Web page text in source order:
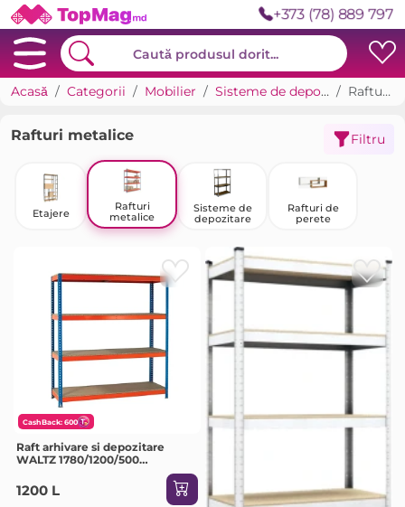
+373 (78) 889 797
Acasă Categorii Mobilier Sisteme de depozitare, rafturi, etajere Rafturi metalice
Rafturi metalice Filtru
Etajere
Rafturi
metalice
Sisteme de
depozitare
Rafturi de
perete
CashBack: 600
Raft arhivare si depozitare
WALTZ 1780/1200/500
1200 L